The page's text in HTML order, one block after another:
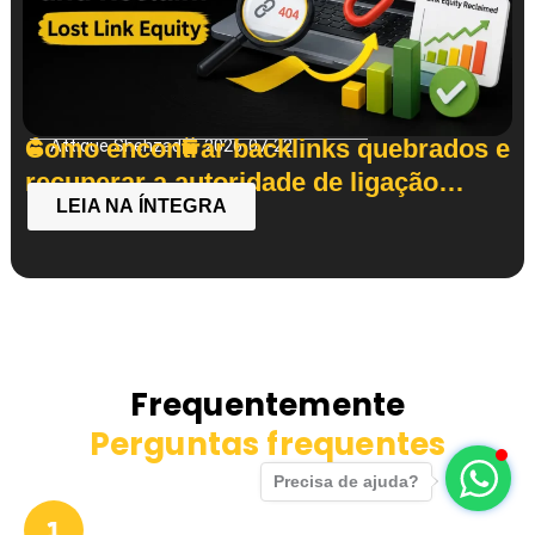
Attique Shehzad 2026-07-22
Como encontrar backlinks quebrados e
recuperar a autoridade de ligação
perdida
LEIA NA ÍNTEGRA
Frequentemente
Perguntas frequentes
Precisa de ajuda?